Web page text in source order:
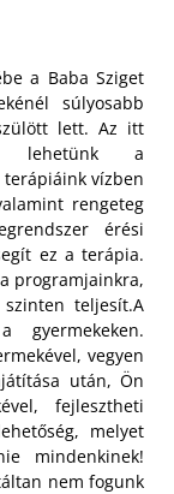
a Baba Sziget
súlyosabb
lett. Az itt
lehetünk a
terápiáink vízben
rengeteg
érési
ez a terápia.
programjainkra,
teljesít.A
gyermekeken.
vegyen
után, Ön
fejlesztheti
melyet
mindenkinek!
nem fogunk